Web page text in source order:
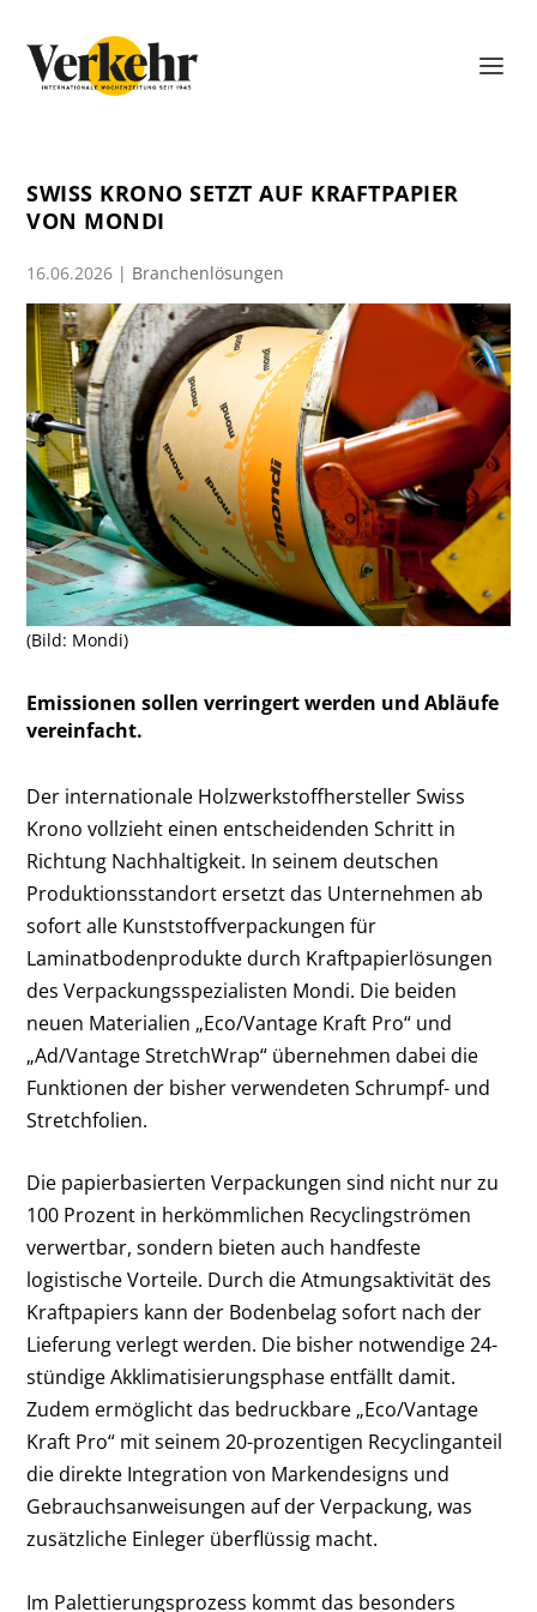
SWISS KRONO SETZT AUF KRAFTPAPIER
VON MONDI
16.06.2026 | Branchenlösungen
(Bild: Mondi)
Emissionen sollen verringert werden und Abläufe
vereinfacht.
Der internationale Holzwerkstoffhersteller Swiss
Krono vollzieht einen entscheidenden Schritt in
Richtung Nachhaltigkeit. In seinem deutschen
Produktionsstandort ersetzt das Unternehmen ab
sofort alle Kunststoffverpackungen für
Laminatbodenprodukte durch Kraftpapierlösungen
des Verpackungsspezialisten Mondi. Die beiden
neuen Materialien „Eco/Vantage Kraft Pro“ und
„Ad/Vantage StretchWrap“ übernehmen dabei die
Funktionen der bisher verwendeten Schrumpf- und
Stretchfolien.
Die papierbasierten Verpackungen sind nicht nur zu
100 Prozent in herkömmlichen Recyclingströmen
verwertbar, sondern bieten auch handfeste
logistische Vorteile. Durch die Atmungsaktivität des
Kraftpapiers kann der Bodenbelag sofort nach der
Lieferung verlegt werden. Die bisher notwendige 24-
stündige Akklimatisierungsphase entfällt damit.
Zudem ermöglicht das bedruckbare „Eco/Vantage
Kraft Pro“ mit seinem 20-prozentigen Recyclinganteil
die direkte Integration von Markendesigns und
Gebrauchsanweisungen auf der Verpackung, was
zusätzliche Einleger überflüssig macht.
Im Palettierungsprozess kommt das besonders